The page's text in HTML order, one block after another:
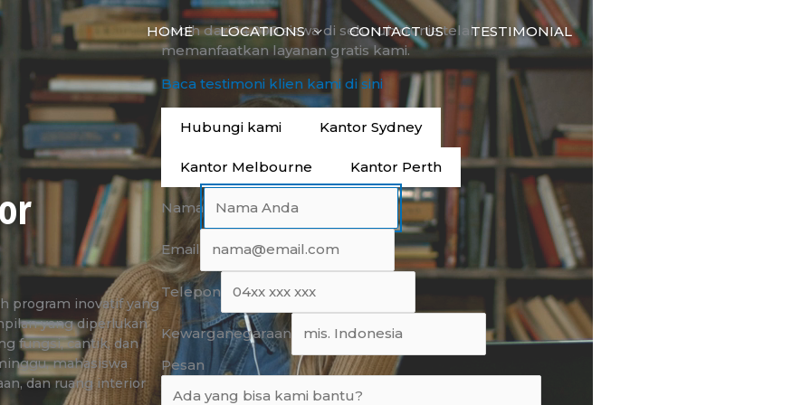
HOME LOCATIONS CONTACT US TESTIMONIAL
program inovatif yang
yang diperlukan
fungsi, cantik, dan
mahasiswa
dan ruang interior
Lebih dari 14.000 siswa di seluruh dunia telah
memanfaatkan layanan gratis kami.
Baca testimoni klien kami di sini
Hubungi kami Kantor Sydney
Kantor Melbourne Kantor Perth
Nama
Email
Telepon
Kewarganegaraan
Pesan